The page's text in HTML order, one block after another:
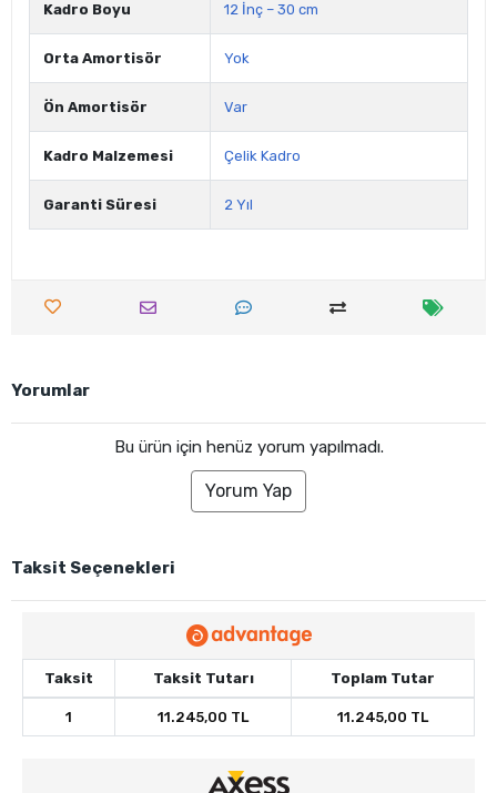
Kadro Boyu 12 İnç – 30 cm
Orta Amortisör Yok
Ön Amortisör Var
Kadro Malzemesi Çelik Kadro
Garanti Süresi 2 Yıl
Yorumlar
Bu ürün için henüz yorum yapılmadı.
Yorum Yap
Taksit Seçenekleri
Taksit Taksit Tutarı Toplam Tutar
1 11.245,00 TL 11.245,00 TL